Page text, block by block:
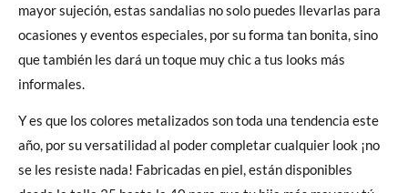
mayor sujeción, estas sandalias no solo puedes llevarlas para
ocasiones y eventos especiales, por su forma tan bonita, sino
que también les dará un toque muy chic a tus looks más
informales.
Y es que los colores metalizados son toda una tendencia este
año, por su versatilidad al poder completar cualquier look ¡no
se les resiste nada! Fabricadas en piel, están disponibles